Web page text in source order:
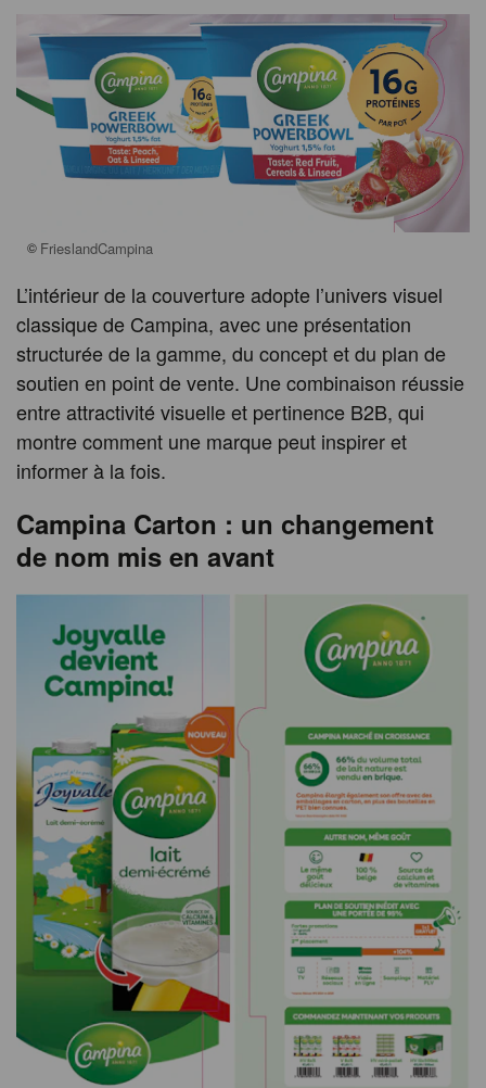
© FrieslandCampina
L’intérieur de la couverture adopte l’univers visuel
classique de Campina, avec une présentation
structurée de la gamme, du concept et du plan de
soutien en point de vente. Une combinaison réussie
entre attractivité visuelle et pertinence B2B, qui
montre comment une marque peut inspirer et
informer à la fois.
Campina Carton : un changement
de nom mis en avant